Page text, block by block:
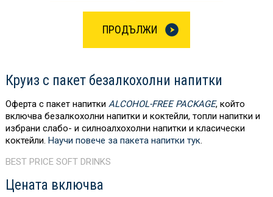
ПРОДЪЛЖИ
Круиз с пакет безалкохолни напитки
Оферта с пакет напитки ALCOHOL-FREE PACKAGE, който
включва безалкохолни напитки и коктейли, топли напитки и
избрани слабо- и силноалхохолни напитки и класически
коктейли. Научи повече за пакета напитки тук.
BEST PRICE SOFT DRINKS
Цената включва